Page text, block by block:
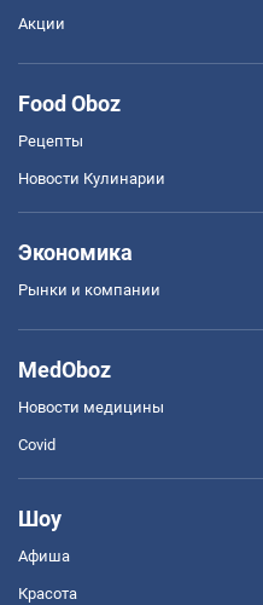
Акции
Food Oboz
Рецепты
Новости Кулинарии
Экономика
Рынки и компании
MedOboz
Новости медицины
Covid
Шоу
Афиша
Красота